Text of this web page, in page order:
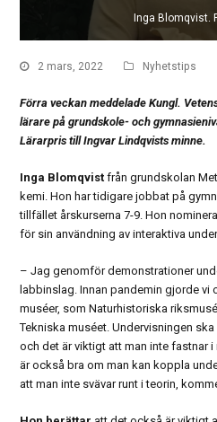
Inga Blomqvist.
2 mars, 2022 Nyhetstips
Förra veckan meddelade Kungl.
lärare på grundskole- och
Lärarpris till Ingvar Lindqvists minne.
Inga Blomqvist från grundskolan
kemi. Hon har tidigare jobbat på
tillfället årskurserna 7-9. Hon
för sin användning av interaktiva
– Jag genomför demonstrationer
labbinslag. Innan pandemin gjorde vi
muséer, som Naturhistoriska
Tekniska muséet. Undervisningen
och det är viktigt att man inte fastnar
är också bra om man kan koppla
att man inte svävar runt i teorin,